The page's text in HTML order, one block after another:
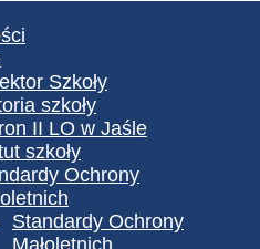
Szkoły
szkoły
II LO w Jaśle
szkoły
Ochrony
Standardy Ochrony